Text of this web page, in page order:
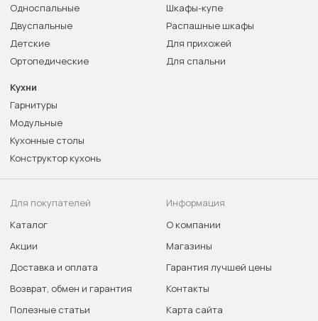
Односпальные
Двуспальные
Детские
Ортопедические
Шкафы-купе
Распашные шкафы
Для прихожей
Для спальни
Кухни
Гарнитуры
Модульные
Кухонные столы
Конструктор кухонь
Для покупателей
Каталог
Акции
Доставка и оплата
Возврат, обмен и гарантия
Полезные статьи
Информация
О компании
Магазины
Гарантия лучшей цены
Контакты
Карта сайта